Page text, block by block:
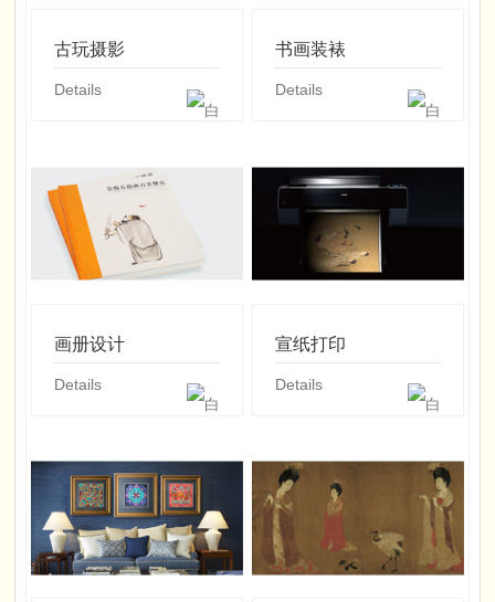
古玩摄影
Details
书画装裱
Details
画册设计
Details
宣纸打印
Details